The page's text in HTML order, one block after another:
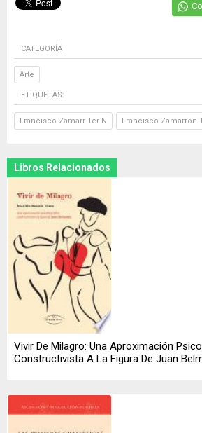
CATEGORÍA
Arte
ETIQUETAS:
Francisco Zamarr Ter N Francisco Zamarron
Libros Relacionados
Vivir De Milagro: Una Aproximación
Constructivista A La Figura De Juan